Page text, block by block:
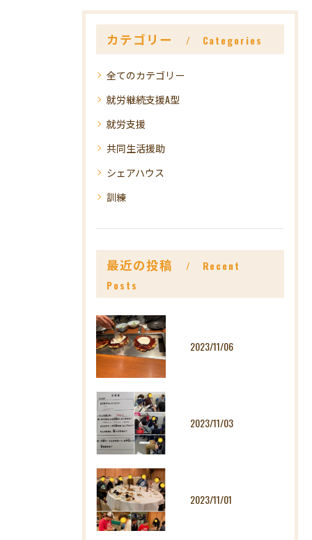
カテゴリー Categories
全てのカテゴリー
就労継続支援A型
就労支援
共同生活援助
シェアハウス
訓練
最近の投稿
Recent
Posts
2023/11/06
2023/11/03
2023/11/01